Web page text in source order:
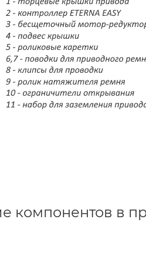
компонентов в